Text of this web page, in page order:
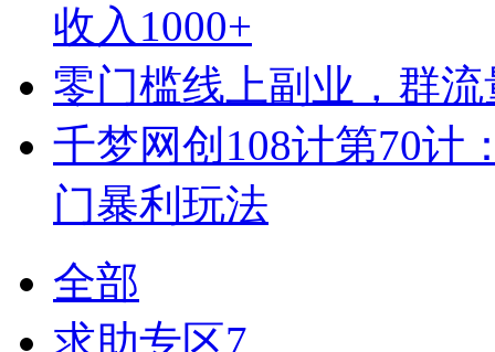
收入1000+
零门槛线上副业，群
千梦网创108计第70计
门暴利玩法
全部
求助专区7